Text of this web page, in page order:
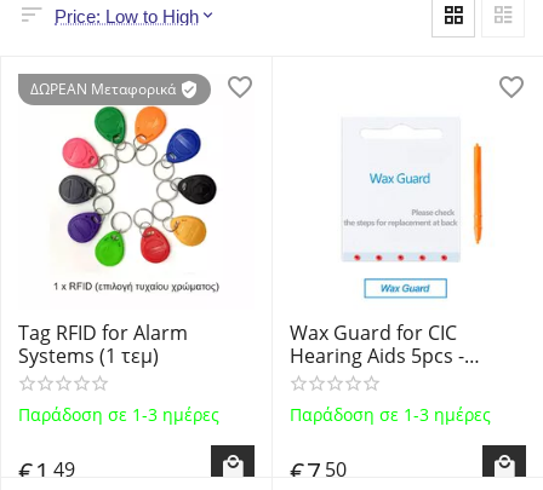
Price: Low to High
ΔΩΡΕΑΝ Μεταφορικά
Tag RFID for Alarm
Systems (1 τεμ)
Παράδοση σε 1-3 ημέρες
€1 49
Wax Guard for CIC
Hearing Aids 5pcs -
Φίλτρα προστασίας
Ακουστικών βαρηκοΐας
CIC από κερί και υγρασία
Παράδοση σε 1-3 ημέρες
€7 50